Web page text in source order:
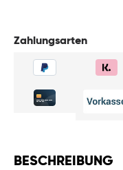
Zahlungsarten
BESCHREIBUNG